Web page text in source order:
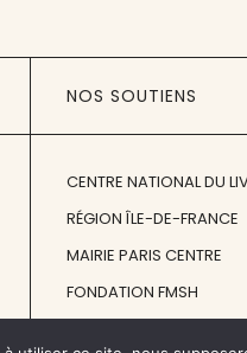
NOS SOUTIENS
CENTRE NATIONAL DU
RÉGION ÎLE-DE-FRANCE
MAIRIE PARIS CENTRE
FONDATION FMSH